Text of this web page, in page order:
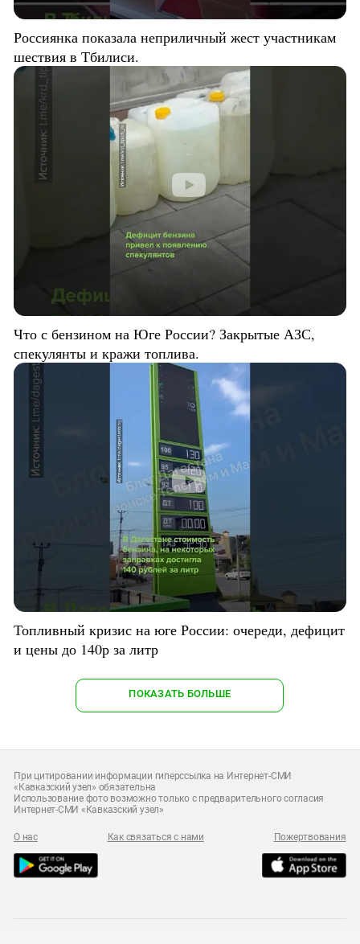
Россиянка показала неприличный жест участникам
шествия в Тбилиси.
Что с бензином на Юге России? Закрытые АЗС,
спекулянты и кражи топлива.
Топливный кризис на юге России: очереди, дефицит
и цены до 140р за литр
ПОКАЗАТЬ БОЛЬШЕ
При цитировании информации гиперссылка на Интернет-СМИ
«Кавказский узел» обязательна
Использование фото возможно только с предварительного согласия
Интернет-СМИ «Кавказский узел»
О нас Как связаться с нами Пожертвования